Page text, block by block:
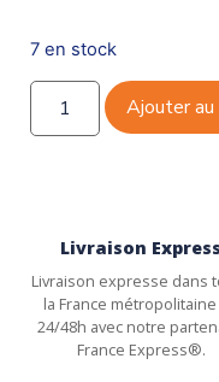
7 en stock
Ajouter au
Livraison Express
Livraison expresse dans
la France
24/48h avec notre
France Express®.